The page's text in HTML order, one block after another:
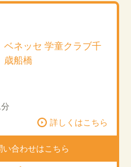
ベネッセ 学童クラブ千
歳船橋
詳しくはこちら
合わせはこちら